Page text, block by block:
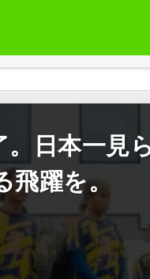
日本一見
飛躍を。